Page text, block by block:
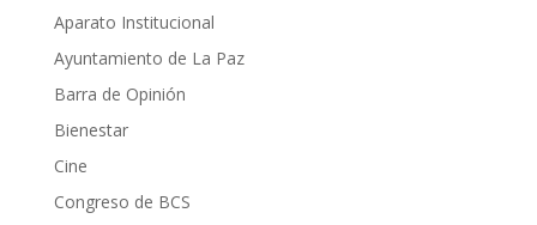
Aparato Institucional
Ayuntamiento de La Paz
Barra de Opinión
Bienestar
Cine
Congreso de BCS